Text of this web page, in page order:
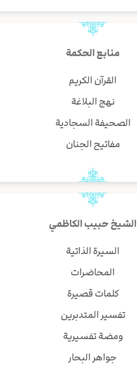
منابع الحكمة
القرآن الكريم
نهج البلاغة
الصحيفة السجادية
مفاتيح الجنان
الشيخ حبيب الكاظمي
السيرة الذاتية
المحاضرات
كلمات قصيرة
تفسير المتدبرين
ومضة تفسيرية
جواهر البحار